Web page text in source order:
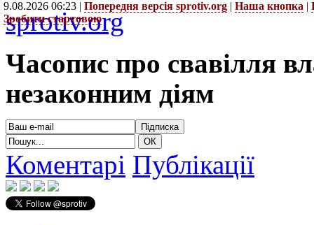
9.08.2026 06:23 | Попередня версія sprotiv.org | Наша кнопка |
Зробити стартовою
sprotiv.org
Часопис про свавілля
незаконним діям
Коментарі Публікації